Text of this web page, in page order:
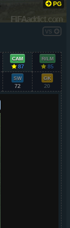
PG
FIFAaddict.com
VS
CAM
87
R/LM
85
SW
72
GK
20